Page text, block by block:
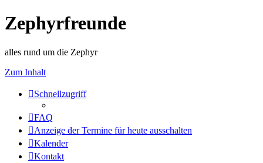
Zephyrfreunde
alles rund um die Zephyr
Zum Inhalt
Schnellzugriff
FAQ
Anzeige der Termine für heute ausschalten
Kalender
Kontakt